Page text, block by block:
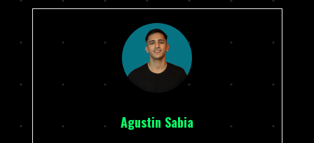
Agustin Sabia